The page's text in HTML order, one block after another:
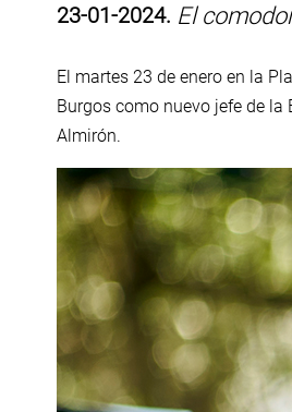
23-01-2024. El
El martes 23 de enero en la
Burgos como nuevo jefe de
Almirón.